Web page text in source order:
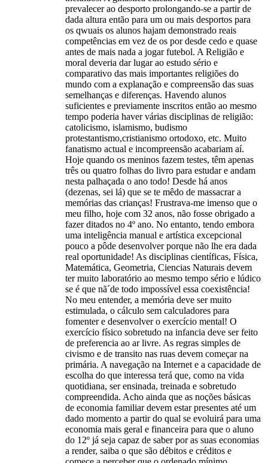
prevalecer ao desporto prolongando-se a partir de
dada altura então para um ou mais desportos para
os qwuais os alunos hajam demonstrado reais
competências em vez de os por desde cedo e quase
antes de mais nada a jogar futebol. A Religião e
moral deveria dar lugar ao estudo sério e
comparativo das mais importantes religiões do
mundo com a explanação e compreensão das suas
semelhanças e diferenças. Havendo alunos
suficientes e previamente inscritos então ao mesmo
tempo poderia haver várias disciplinas de religião:
catolicismo, islamismo, budismo
protestantismo,cristianismo ortodoxo, etc. Muito
fanatismo actual e incompreensão acabariam aí.
Hoje quando os meninos fazem testes, têm apenas
três ou quatro folhas do livro para estudar e andam
nesta palhaçada o ano todo! Desde há anos
(dezenas, sei lá) que se te mêdo de massacrar a
memórias das crianças! Frustrava-me imenso que o
meu filho, hoje com 32 anos, não fosse obrigado a
fazer ditados no 4º ano. No entanto, tendo embora
uma inteligência manual e artística excepcional
pouco a pôde desenvolver porque não lhe era dada
real oportunidade! As disciplinas científicas, Física,
Matemática, Geometria, Ciencias Naturais devem
ter muito laboratório ao mesmo tempo sério e lúdico
se é que nã´de todo impossível essa coexistência!
No meu entender, a memória deve ser muito
estimulada, o cálculo sem calculadores para
fomenter e desenvolver o exercício mental! O
exercício físico sobretudo na infancia deve ser feito
de preferencia ao ar livre. As regras simples de
civismo e de transito nas ruas devem começar na
primária. A navegação na Internet e a capacidade de
escolha do que interessa terá que, como na vida
quotidiana, ser ensinada, treinada e sobretudo
compreendida. Acho ainda que as noções básicas
de economia familiar devem estar presentes até um
dado momento a partir do qual se evoluirá para uma
economia mais geral e financeira para que o aluno
do 12º já seja capaz de saber por as suas economias
a render, saiba o que são débitos e créditos e